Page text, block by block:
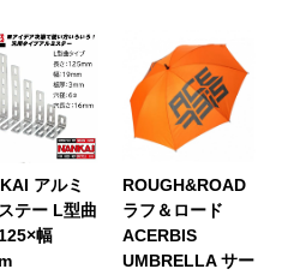
アルミ
テー L型曲
幅
ROUGH&ROAD
ラフ＆ロード
ACERBIS
UMBRELLA サー